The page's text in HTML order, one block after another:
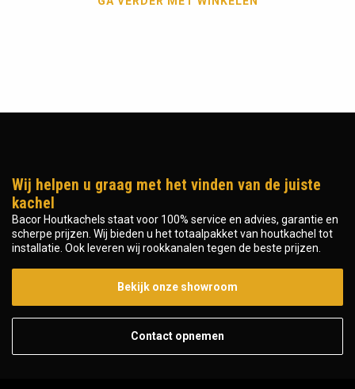
Wij helpen u graag met het vinden van de juiste
kachel
Bacor Houtkachels staat voor 100% service en advies, garantie en
scherpe prijzen. Wij bieden u het totaalpakket van houtkachel tot
installatie. Ook leveren wij rookkanalen tegen de beste prijzen.
Bekijk onze showroom
Contact opnemen